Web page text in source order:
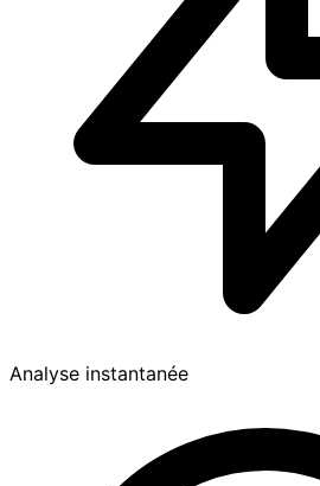
Analyse instantanée